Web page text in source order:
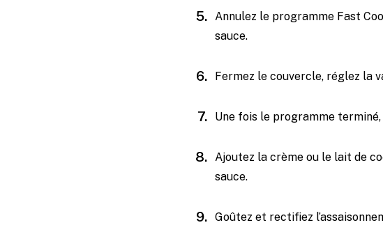
Annulez le programme Fast
sauce.
Fermez le couvercle, réglez la
Une fois le programme
Ajoutez la crème ou le lait de
sauce.
Goûtez et rectifiez